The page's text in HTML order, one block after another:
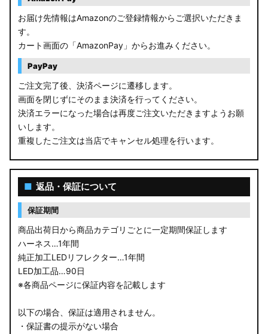
お届け先情報はAmazonのご登録情報からご選択いただきま
す。
カート画面の「AmazonPay」からお進みください。
PayPay
ご注文完了後、決済ページに遷移します。
画面を閉じずにそのまま決済を行ってください。
決済エラーになった場合は再度ご注文いただきますようお願
いします。
重複したご注文は当店でキャンセル処理を行います。
■ 返品・保証について
保証期間
商品出荷日から商品カテゴリごとに一定期間保証します
ハーネス…1年間
純正加工LEDリフレクター…1年間
LED加工品…90日
※各商品ページに保証内容を記載します
以下の場合、保証は適用されません。
・保証書の提示がない場合